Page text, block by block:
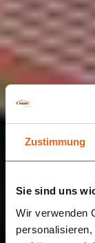
Zustimmung
Sie sind uns
Wir verwenden